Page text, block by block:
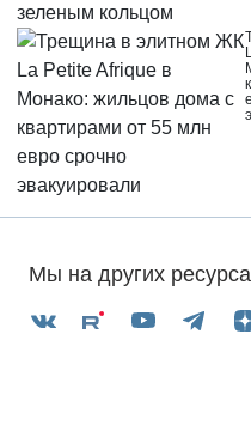
Мы на других